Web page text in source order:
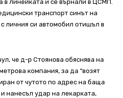
в линейката и се върнали в ЦСМП.
транспорт синът на
личния си автомобил отишъл в
че д-р Стоянова обяснява на
компания, за да “возят
от чутото по адрес на баща
нанесъл удар на лекарката,